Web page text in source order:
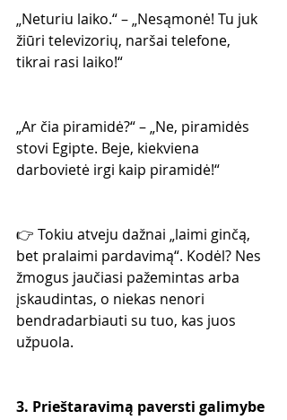
„Neturiu laiko.“ – „Nesąmonė! Tu juk
žiūri televizorių, naršai telefone,
tikrai rasi laiko!“
„Ar čia piramidė?“ – „Ne, piramidės
stovi Egipte. Beje, kiekviena
darbovietė irgi kaip piramidė!“
👉 Tokiu atveju dažnai „laimi ginčą,
bet pralaimi pardavimą“. Kodėl? Nes
žmogus jaučiasi pažemintas arba
įskaudintas, o niekas nenori
bendradarbiauti su tuo, kas juos
užpuola.
3. Prieštaravimą paversti galimybe